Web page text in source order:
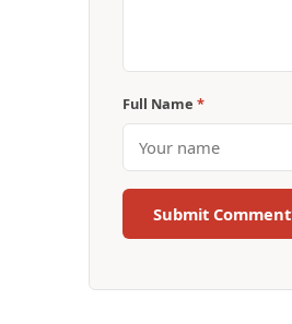
Full Name *
Submit Comment